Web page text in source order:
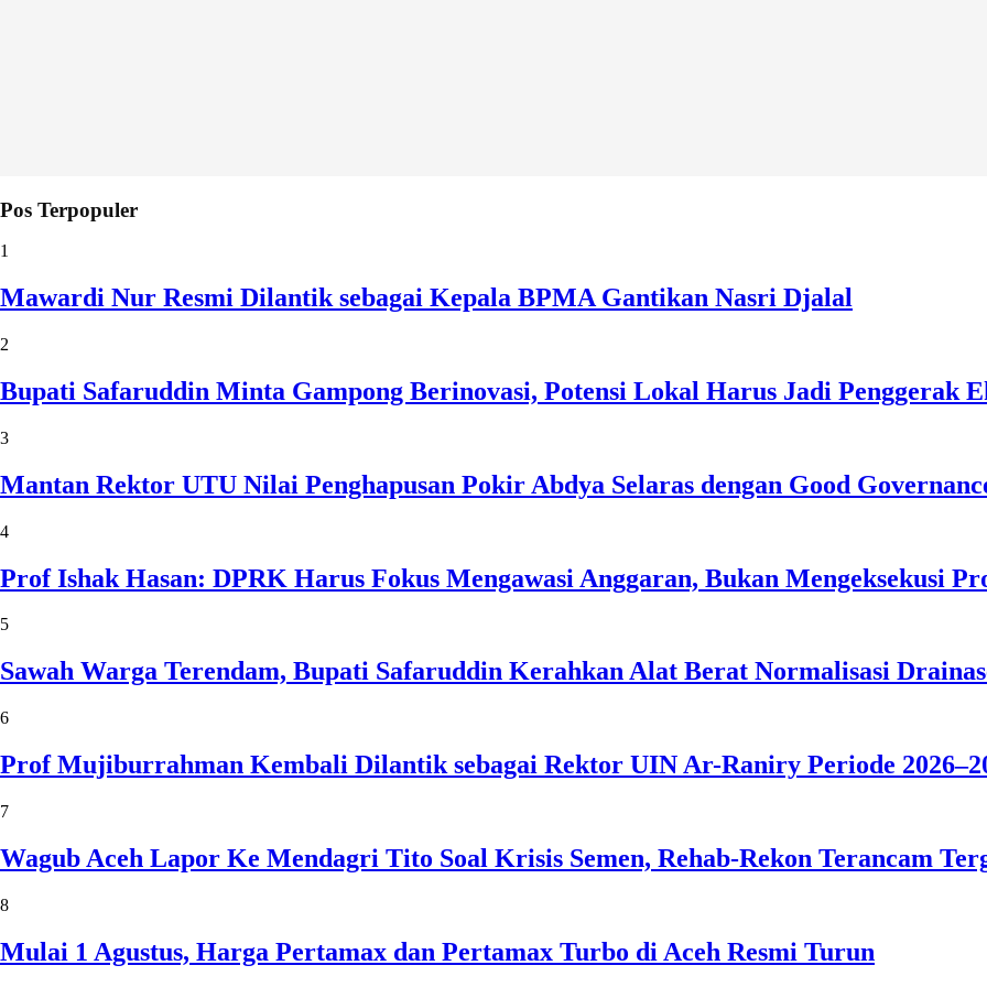
Pos Terpopuler
1
Mawardi Nur Resmi Dilantik sebagai Kepala BPMA Gantikan Nasri Djalal
2
Bupati Safaruddin Minta Gampong Berinovasi, Potensi Lokal Harus Jadi Penggerak
3
Mantan Rektor UTU Nilai Penghapusan Pokir Abdya Selaras dengan Good
4
Prof Ishak Hasan: DPRK Harus Fokus Mengawasi Anggaran, Bukan Mengeksekusi
5
Sawah Warga Terendam, Bupati Safaruddin Kerahkan Alat Berat Normalisasi
6
Prof Mujiburrahman Kembali Dilantik sebagai Rektor UIN Ar-Raniry Periode
7
Wagub Aceh Lapor Ke Mendagri Tito Soal Krisis Semen, Rehab-Rekon Terancam
8
Mulai 1 Agustus, Harga Pertamax dan Pertamax Turbo di Aceh Resmi Turun